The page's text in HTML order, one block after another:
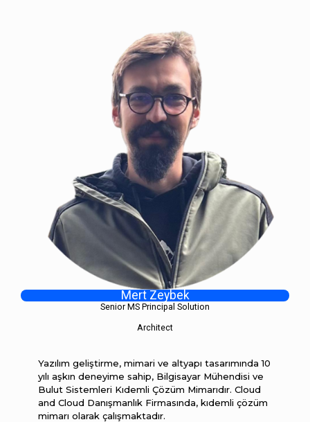
Mert Zeybek
Senior MS Principal Solution
Architect
Yazılım geliştirme, mimari ve altyapı tasarımında 10
yılı aşkın deneyime sahip, Bilgisayar Mühendisi ve
Bulut Sistemleri Kıdemli Çözüm Mimarıdır. Cloud
and Cloud Danışmanlık Firmasında, kıdemli çözüm
mimarı olarak çalışmaktadır.